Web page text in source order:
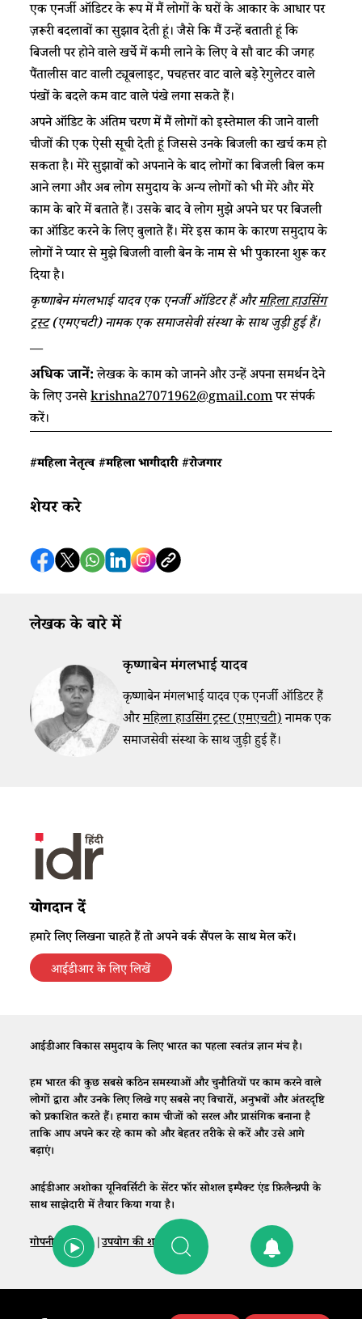
एक एनर्जी ऑडिटर के रूप में मैं लोगों के घरों के आकार के आधार पर
ज़रूरी बदलावों का सुझाव देती हूं। जैसे कि मैं उन्हें बताती हूं कि
बिजली पर होने वाले खर्चे में कमी लाने के लिए वे सौ वाट की जगह
पैंतालीस वाट वाली ट्यूबलाइट, पचहत्तर वाट वाले बड़े रेगुलेटर वाले
पंखों के बदले कम वाट वाले पंखे लगा सकते हैं।
अपने ऑडिट के अंतिम चरण में मैं लोगों को इस्तेमाल की जाने वाली
चीजों की एक ऐसी सूची देती हूं जिससे उनके बिजली का खर्च कम हो
सकता है। मेरे सुझावों को अपनाने के बाद लोगों का बिजली बिल कम
आने लगा और अब लोग समुदाय के अन्य लोगों को भी मेरे और मेरे
काम के बारे में बताते हैं। उसके बाद वे लोग मुझे अपने घर पर बिजली
का ऑडिट करने के लिए बुलाते हैं। मेरे इस काम के कारण समुदाय के
लोगों ने प्यार से मुझे बिजली वाली बेन के नाम से भी पुकारना शुरू कर
दिया है।
कृष्णाबेन मंगलभाई यादव एक एनर्जी ऑडिटर हैं औरमहिला हाउसिंग
ट्रस्ट(एमएचटी) नामक एक समाजसेवी संस्था के साथ जुड़ी हुई हैं।
—
अधिक जानें:लेखक के काम को जानने और उन्हें अपना समर्थन देने
के लिए उनसेkrishna27071962@gmail.comपर संपर्क
करें।
#महिला नेतृत्व #महिला भागीदारी #रोजगार
शेयर करे
लेखक के बारे में
कृष्णाबेन मंगलभाई यादव
कृष्णाबेन मंगलभाई यादव एक एनर्जी ऑडिटर हैं
औरमहिला हाउसिंग ट्रस्ट (एमएचटी)नामक एक
समाजसेवी संस्था के साथ जुड़ी हुई हैं।
योगदान दें
हमारे लिए लिखना चाहते हैं तो अपने वर्क सैंपल के साथ मेल करें।
आईडीआर के लिए लिखें
आईडीआर विकास समुदाय के लिए भारत का पहला स्वतंत्र ज्ञान मंच है।
हम भारत की कुछ सबसे कठिन समस्याओं और चुनौतियों पर काम करने वाले
लोगों द्वारा और उनके लिए लिखे गए सबसे नए विचारों, अनुभवों और अंतरदृष्टि
को प्रकाशित करते हैं। हमारा काम चीजों को सरल और प्रासंगिक बनाना है
ताकि आप अपने कर रहे काम को और बेहतर तरीके से करें और उसे आगे
बढ़ाएं।
आईडीआर अशोका यूनिवर्सिटी के सेंटर फॉर सोशल इम्पैक्ट एंड फ़िलैन्थ्रपी के
साथ साझेदारी में तैयार किया गया है।
गोपनीयता नीति|उपयोग की शर्तें |संपर्क